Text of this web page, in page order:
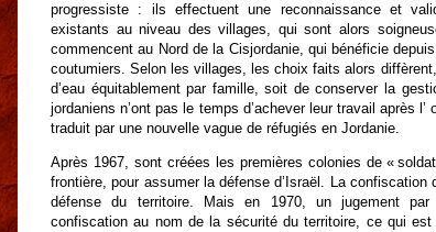
progressiste : ils effectuent une reconnaissance et
existants au niveau des villages, qui sont alors
commencent au Nord de la Cisjordanie, qui bénéficie
coutumiers. Selon les villages, les choix faits alors
d’eau équitablement par famille, soit de conserver la
jordaniens n’ont pas le temps d’achever leur travail après
traduit par une nouvelle vague de réfugiés en Jordanie.
Après 1967, sont créées les premières colonies de «
frontière, pour assumer la défense d’Israël. La
défense du territoire. Mais en 1970, un jugement
confiscation au nom de la sécurité du territoire, ce qui